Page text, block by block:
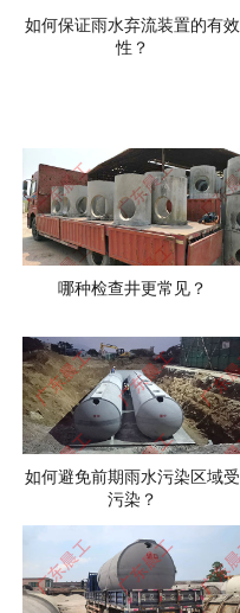
如何保证雨水弃流装置的有效
性？
哪种检查井更常见？
如何避免前期雨水污染区域受
污染？